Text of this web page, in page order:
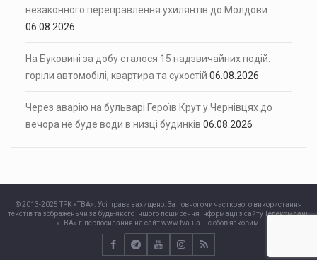
незаконного переправлення ухилянтів до Молдови
06.08.2026
На Буковині за добу сталося 15 надзвичайних подій:
горіли автомобілі, квартира та сухостій 06.08.2026
Через аварію на бульварі Героїв Крут у Чернівцях до
вечора не буде води в низці будинків 06.08.2026
© 2013-2025 ТРК «ТВА». Усі права захищено. За повного чи часткового використання
текстів та зображень чи за будь-якого іншого поширення інформації з сайту Телекомпанії
«ТВА» гіперпосилання на сайт www.tva.ua – є обов’язковим.